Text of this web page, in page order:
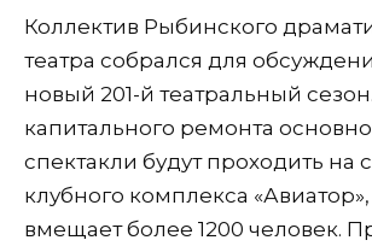
Коллектив Рыбинского
театра собрался для
новый 201-й театральный
капитального ремонта
спектакли будут проходить на
клубного комплекса
вмещает более 1200 человек.